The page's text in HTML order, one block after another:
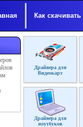
Как скачивать
Драйвера для
Видеокарт
Драйвера для
ноутбуков